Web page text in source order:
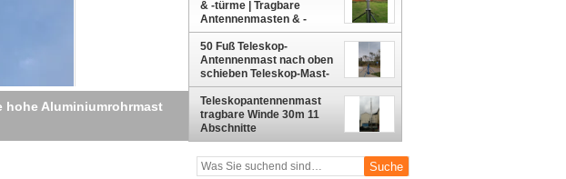
tragbare Kurbelmast - MBS
& -türme | Tragbare
Antennenmasten & -
masten | MBS-Hardware
50 Fuß Teleskop-
Antennenmast nach oben
schieben Teleskop-Mast-
Stativ 15m Aluminium-
Turm
Teleskopantennenmast
tragbare Winde 30m 11
Abschnitte
Teleskopantennenturm
Gitterturm Aluminiumturm
Schwerlast